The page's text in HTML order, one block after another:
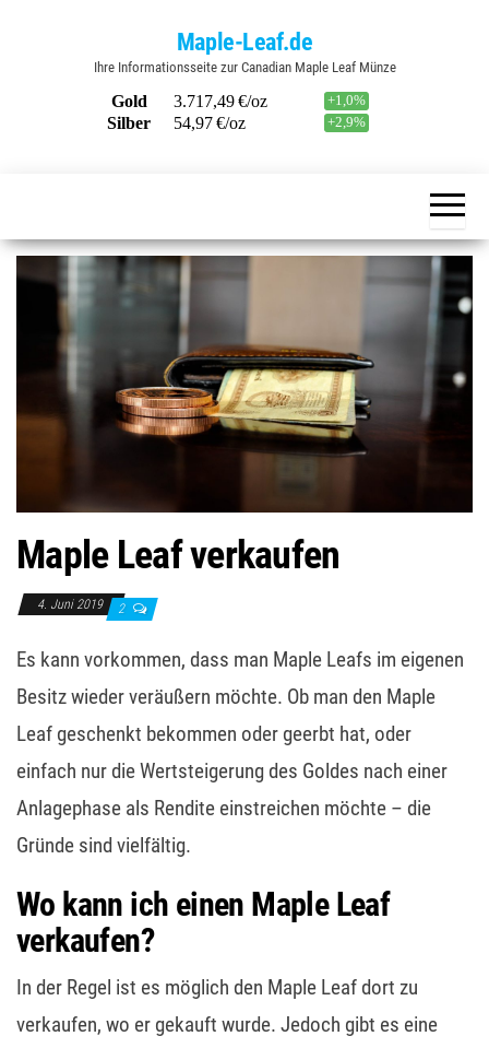
Maple-Leaf.de
Ihre Informationsseite zur Canadian Maple Leaf Münze
Maple Leaf verkaufen
4. Juni 2019 2
Es kann vorkommen, dass man Maple Leafs im eigenen
Besitz wieder veräußern möchte. Ob man den Maple
Leaf geschenkt bekommen oder geerbt hat, oder
einfach nur die Wertsteigerung des Goldes nach einer
Anlagephase als Rendite einstreichen möchte – die
Gründe sind vielfältig.
Wo kann ich einen Maple Leaf
verkaufen?
In der Regel ist es möglich den Maple Leaf dort zu
verkaufen, wo er gekauft wurde. Jedoch gibt es eine